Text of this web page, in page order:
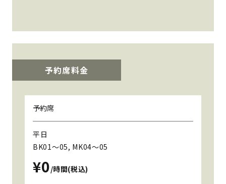
予約席料金
予約席
平日
BK01～05, MK04～05
¥0/時間(税込)